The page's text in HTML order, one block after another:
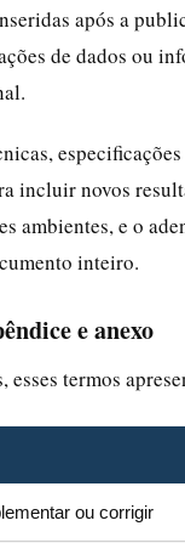
após a
de dados ou
incluir novos
ambientes, e o
inteiro.
e anexo
termos
ou corrigir